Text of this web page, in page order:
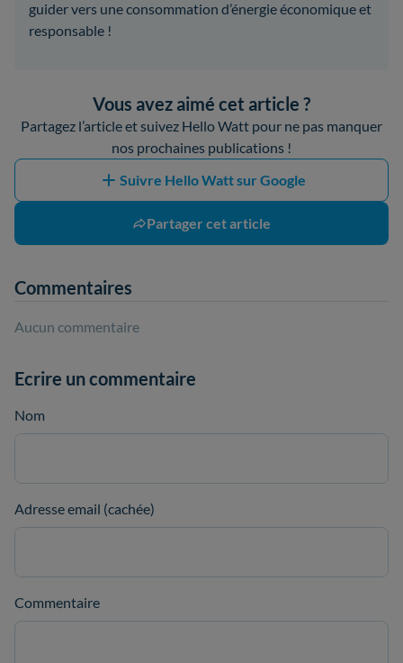
guider vers une consommation d’énergie économique et
responsable !
Vous avez aimé cet article ?
Partagez l’article et suivez Hello Watt pour ne pas manquer
nos prochaines publications !
Suivre Hello Watt sur Google
Partager cet article
Commentaires
Aucun commentaire
Ecrire un commentaire
Nom
Adresse email (cachée)
Commentaire